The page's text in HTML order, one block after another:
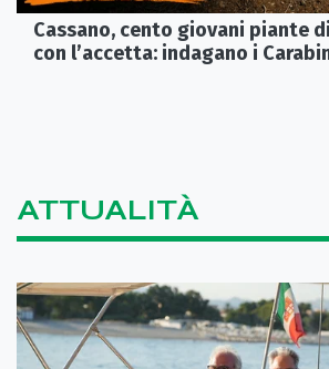
Cassano, cento giovani piante
con l’accetta: indagano i
ATTUALITÀ